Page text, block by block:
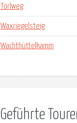
Törlweg
Waxriegelsteig
Wachthüttelkamm
Geführte